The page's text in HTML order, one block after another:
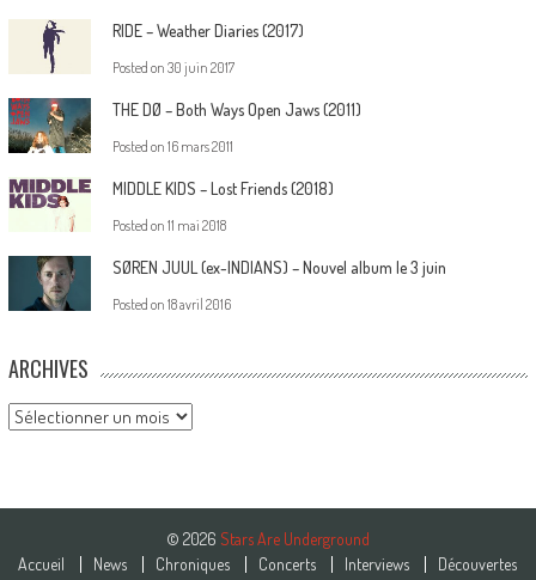
RIDE – Weather Diaries (2017)
Posted on 30 juin 2017
THE DØ – Both Ways Open Jaws (2011)
Posted on 16 mars 2011
MIDDLE KIDS – Lost Friends (2018)
Posted on 11 mai 2018
SØREN JUUL (ex-INDIANS) – Nouvel album le 3 juin
Posted on 18 avril 2016
ARCHIVES
Archives
© 2026 Stars Are Underground
Accueil
News Chroniques Concerts Interviews
Découvertes